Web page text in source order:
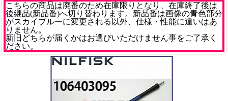
こちらの商品は廃番のため在庫限りとなり、在庫終了後は
後継品(新品番)へ切り替わります。新品番は画像の青色部分
がスカイブルーに変更される以外、仕様・性能に違いはあ
りません。
新旧どちらが届くかはお選びいただけません事をご了承く
ださい。